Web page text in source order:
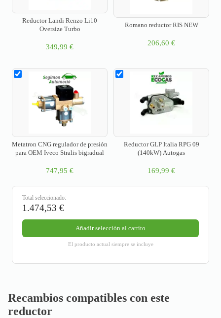
Reductor Landi Renzo Li10
Oversize Turbo
349,99 €
Romano reductor RIS NEW
206,60 €
Metatron CNG regulador de presión
para OEM Iveco Stralis bigradual
747,95 €
Reductor GLP Italia RPG 09
(140kW) Autogas
169,99 €
Total seleccionado:
1.474,53 €
Añadir selección al carrito
El producto actual siempre se incluye
Recambios compatibles con este
reductor